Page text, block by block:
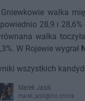
walka
28,9 i 28,6%
walka
W Rojewie wygrał
wszystkich
Marek Jasik
marek.jasik@ino.online